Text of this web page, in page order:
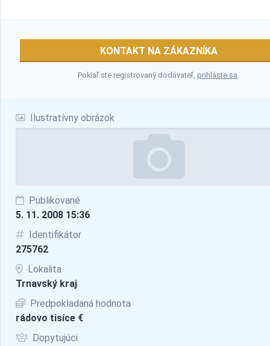
Ilustratívny obrázok
Publikované
5. 11. 2008 15:36
Identifikátor
275762
Lokalita
Trnavský kraj
Predpokladaná hodnota
rádovo tisíce €
Dopytujúci
KONTAKT NA ZÁKAZNÍKA
Pokiaľ ste registrovaný dodávateľ,prihláste sa.